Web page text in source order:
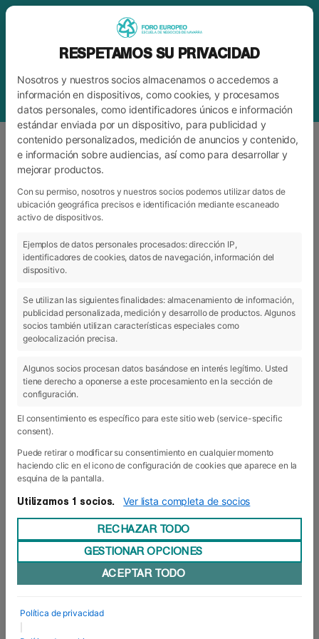
ETIQUETANIBS
03 Abr 2019
Foro Europeo, único miembro de NIBS
en España
Foro Europeo Escuela de Negocios de Navarra
destaca como único centro formativo de España
Business Schools). La asociación de escuelas de
con una red de 70 escuelas y universidades de
RESPETAMOS SU PRIVACIDAD
Nosotros y nuestros socios almacenamos o accedemos a
información en dispositivos, como cookies, y procesamos
datos personales, como identificadores únicos e información
estándar enviada por un dispositivo, para publicidad y
contenido personalizados, medición de anuncios y contenido,
e información sobre audiencias, así como para desarrollar y
mejorar productos.
Con su permiso, nosotros y nuestros socios podemos utilizar datos de
ubicación geográfica precisos e identificación mediante escaneado
activo de dispositivos.
Ejemplos de datos personales procesados: dirección IP,
identificadores de cookies, datos de navegación, información del
dispositivo.
Se utilizan las siguientes finalidades: almacenamiento de información,
publicidad personalizada, medición y desarrollo de productos. Algunos
socios también utilizan características especiales como
geolocalización precisa.
Algunos socios procesan datos basándose en interés legítimo. Usted
tiene derecho a oponerse a este procesamiento en la sección de
configuración.
El consentimiento es específico para este sitio web (service-specific
consent).
Puede retirar o modificar su consentimiento en cualquier momento
haciendo clic en el icono de configuración de cookies que aparece en la
esquina de la pantalla.
Utilizamos 1 socios. Ver lista completa de socios
RECHAZAR TODO
GESTIONAR OPCIONES
ACEPTAR TODO
Política de privacidad